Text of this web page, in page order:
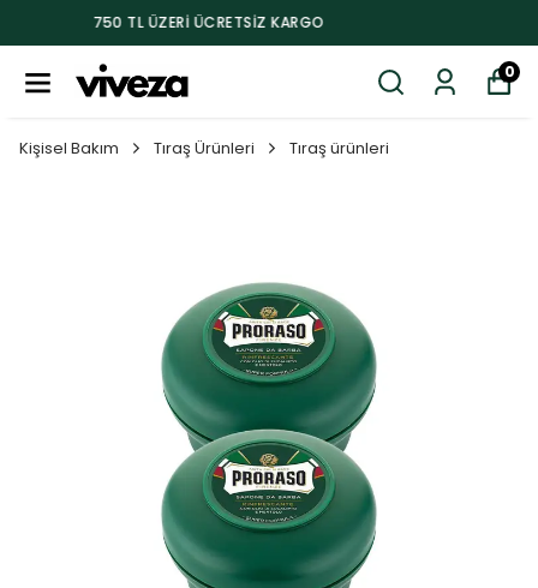
750 TL ÜZERI ÜCRETSIZ KARGO
0
Kişisel Bakım Tıraş Ürünleri Tıraş ürünleri